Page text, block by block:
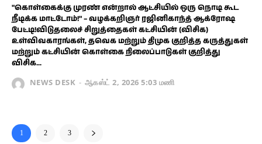
"கொள்கைக்கு முரண் என்றால் ஆட்சியில் ஒரு நொடி கூட
நீடிக்க மாட்டோம்!" – வழக்கறிஞர் ரஜினிகாந்த் ஆக்ரோஷ
பேட்டி!விடுதலைச் சிறுத்தைகள் கட்சியின் (விசிக)
உள்விவகாரங்கள், தவெக மற்றும் திமுக குறித்த கருத்துகள்
மற்றும் கட்சியின் கொள்கை நிலைப்பாடுகள் குறித்து
விசிக...
NEWS DESK - ஆகஸ்ட் 2, 2026 5:03 மணி
1 2 3